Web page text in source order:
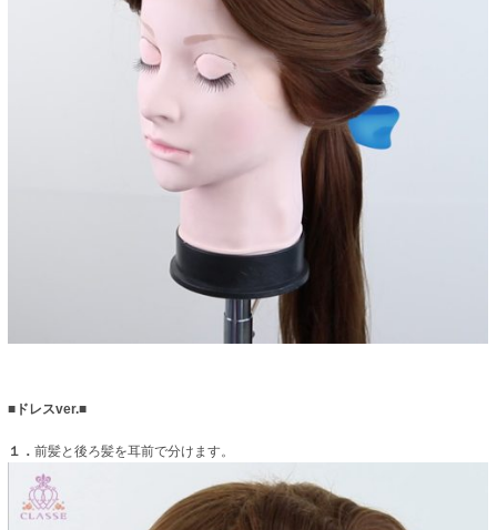
■ドレスver.■
１．前髪と後ろ髪を耳前で分けます。